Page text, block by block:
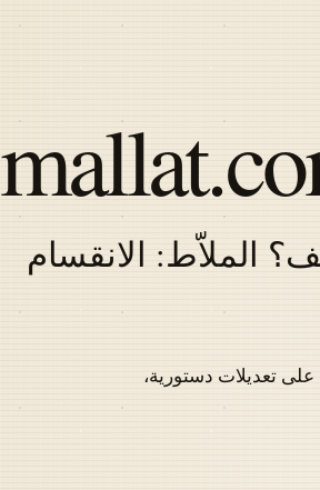
Latest
الملاّط: الانقسام
تعديلات دستورية،